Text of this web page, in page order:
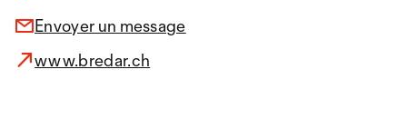
Envoyer un message
www.bredar.ch